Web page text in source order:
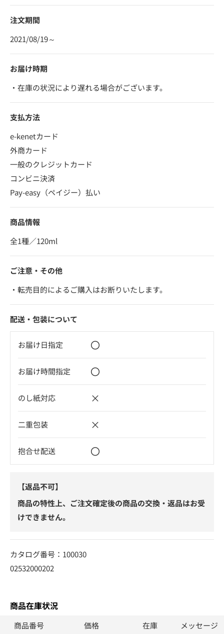
注文期間
2021/08/19～
お届け時期
・在庫の状況により遅れる場合がございます。
支払方法
e-kenetカード
外商カード
一般のクレジットカード
コンビニ決済
Pay-easy（ペイジー）払い
商品情報
全1種／120ml
ご注意・その他
・転売目的によるご購入はお断りいたします。
配送・包装について
お届け日指定 〇
お届け時間指定 〇
のし紙対応 ×
二重包装 ×
抱合せ配送 〇
【返品不可】
商品の特性上、ご注文確定後の商品の交換・返品はお受
けできません。
カタログ番号：100030
02532000202
商品在庫状況
商品番号 価格 在庫 メッセージ